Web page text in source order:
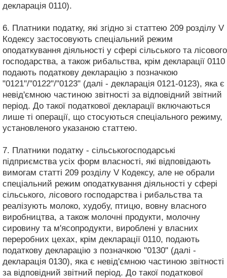
декларація 0110).
6. Платники податку, які згідно зі статтею 209 розділу V
Кодексу застосовують спеціальний режим
оподаткування діяльності у сфері сільського та лісового
господарства, а також рибальства, крім декларації 0110
подають податкову декларацію з позначкою
"0121"/"0122"/"0123" (далі - декларація 0121-0123), яка є
невід'ємною частиною звітності за відповідний звітний
період. До такої податкової декларації включаються
лише ті операції, що стосуються спеціального режиму,
установленого указаною статтею.
7. Платники податку - сільськогосподарські
підприємства усіх форм власності, які відповідають
вимогам статті 209 розділу V Кодексу, але не обрали
спеціальний режим оподаткування діяльності у сфері
сільського, лісового господарства і рибальства та
реалізують молоко, худобу, птицю, вовну власного
виробництва, а також молочні продукти, молочну
сировину та м'ясопродукти, вироблені у власних
переробних цехах, крім декларації 0110, подають
податкову декларацію з позначкою "0130" (далі -
декларація 0130), яка є невід'ємною частиною звітності
за відповідний звітний період. До такої податкової